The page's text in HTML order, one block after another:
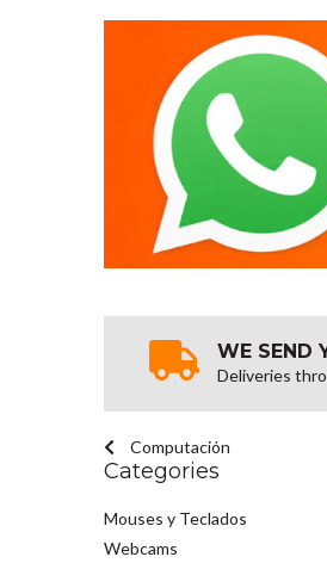
WE SEND
Deliveries
Computación
Categories
Mouses y Teclados
Webcams